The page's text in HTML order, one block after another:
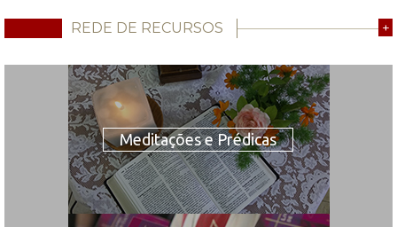
REDE DE RECURSOS +
Meditações e Prédicas